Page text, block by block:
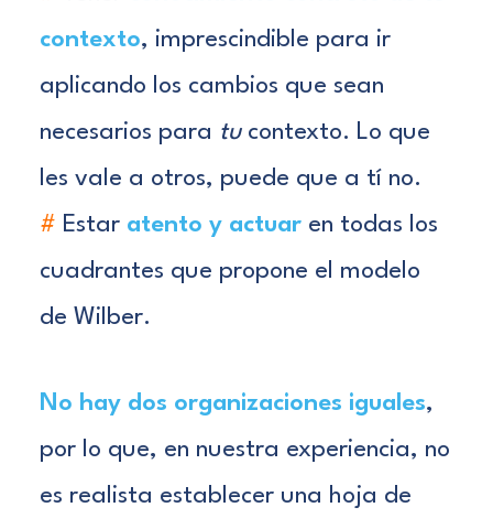
contexto, imprescindible para ir
aplicando los cambios que sean
necesarios para tucontexto. Lo que
les vale a otros, puede que a tí no.
# Estar atento y actuar en todas los
cuadrantes que propone el modelo
de Wilber.
No hay dos organizaciones iguales,
por lo que, en nuestra experiencia, no
es realista establecer una hoja de